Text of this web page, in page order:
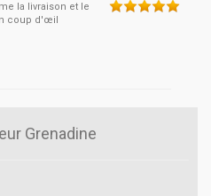
la livraison et le
coup d'œil
Grenadine